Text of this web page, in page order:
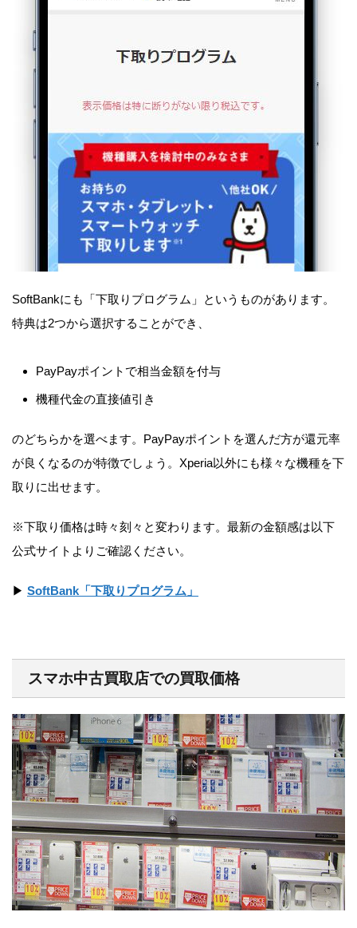
SoftBankにも「下取りプログラム」というものがあります。
特典は2つから選択することができ、
PayPayポイントで相当金額を付与
機種代金の直接値引き
のどちらかを選べます。PayPayポイントを選んだ方が還元率
が良くなるのが特徴でしょう。Xperia以外にも様々な機種を下
取りに出せます。
※下取り価格は時々刻々と変わります。最新の金額感は以下
公式サイトよりご確認ください。
▶ SoftBank「下取りプログラム」
スマホ中古買取店での買取価格